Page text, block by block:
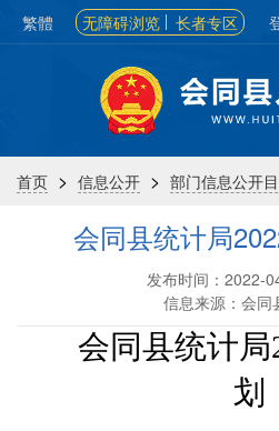
繁體 无障碍浏览 长者专区
首页 > 信息公开 > 部门信息公开
会同县统计局
发布时间：2022-
信息来源：会同
会同县统计局
划